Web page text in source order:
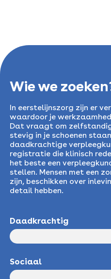
Wie we
In eerstelijnszorg zijn er
waardoor je
Dat vraagt om
stevig in je schoenen
daadkrachtige
registratie die klinisch
het beste een
stellen. Mensen met een
zijn, beschikken over
detail hebben.
Daadkrachtig
Sociaal